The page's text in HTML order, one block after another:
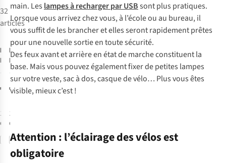
32
articles
IKZI Light
Eclairage Vélo
Elastic Strap
Stripties - Tech 2
LED
€4,95
1
couleur
disponible
Comparer
Lezyne
Eclairage Vélo
Laser Drive
5
€64,95
1
disponible
Comparer
Avis
d'experts
main. Les lampes à recharger par USBsont plus pratiques.
Lorsque vous arrivez chez vous, à l’école ou au bureau, il
vous suffit de les brancher et elles seront rapidement prêtes
pour une nouvelle sortie en toute sécurité.
Des feux avant et arrière en état de marche constituent la
base. Mais vous pouvez également fixer de petites lampes
sur votre veste, sac à dos, casque de vélo… Plus vous êtes
visible, mieux c’est !
Attention : l’éclairage des vélos est
obligatoire